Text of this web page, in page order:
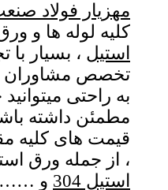
مهزیار فولاد
کلیه لوله ها و
استیل ، بسیار با
تخصص مشاوران
به راحتی
مطمئن داشته
قیمت های کلیه
، از جمله ورق
استیل 304
و ……